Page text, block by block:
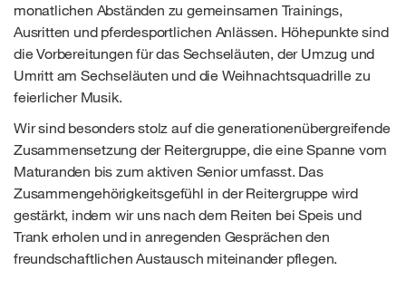
monatlichen Abständen zu gemeinsamen Trainings,
Ausritten und pferdesportlichen Anlässen. Höhepunkte sind
die Vorbereitungen für das Sechseläuten, der Umzug und
Umritt am Sechseläuten und die Weihnachtsquadrille zu
feierlicher Musik.
Wir sind besonders stolz auf die generationenübergreifende
Zusammensetzung der Reitergruppe, die eine Spanne vom
Maturanden bis zum aktiven Senior umfasst. Das
Zusammengehörigkeitsgefühl in der Reitergruppe wird
gestärkt, indem wir uns nach dem Reiten bei Speis und
Trank erholen und in anregenden Gesprächen den
freundschaftlichen Austausch miteinander pflegen.